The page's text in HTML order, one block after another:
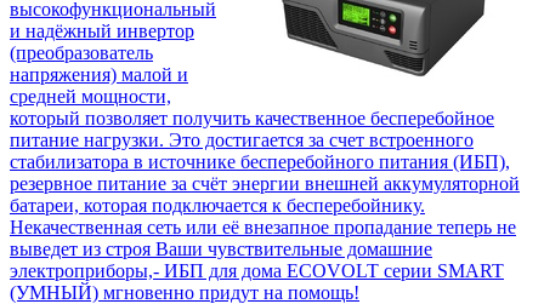
высокофункциональный
и надёжный инвертор
(преобразователь
напряжения) малой и
средней мощности,
который позволяет получить качественное бесперебойное
питание нагрузки. Это достигается за счет встроенного
стабилизатора в источнике бесперебойного питания (ИБП),
резервное питание за счёт энергии внешней аккумуляторной
батареи, которая подключается к бесперебойнику.
Некачественная сеть или её внезапное пропадание теперь не
выведет из строя Ваши чувствительные домашние
электроприборы,- ИБП для дома ECOVOLT серии SMART
(УМНЫЙ) мгновенно придут на помощь!